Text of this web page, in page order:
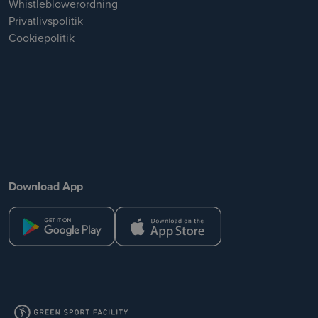
Whistleblowerordning
Privatlivspolitik
Cookiepolitik
Download App